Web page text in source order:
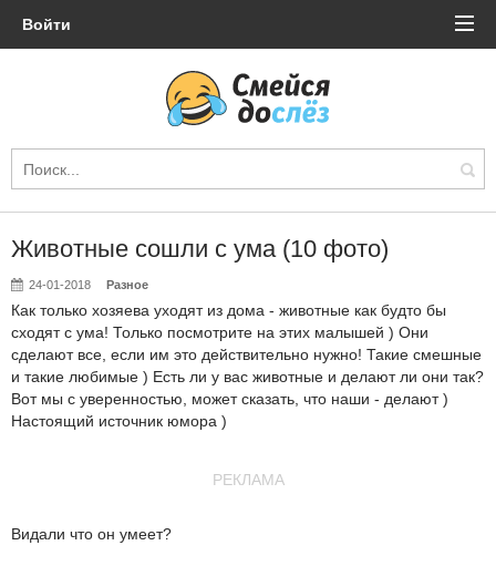
Войти
Животные сошли с ума (10 фото)
24-01-2018 Разное
Как только хозяева уходят из дома - животные как будто бы
сходят с ума! Только посмотрите на этих малышей ) Они
сделают все, если им это действительно нужно! Такие смешные
и такие любимые ) Есть ли у вас животные и делают ли они так?
Вот мы с уверенностью, может сказать, что наши - делают )
Настоящий источник юмора )
РЕКЛАМА
Видали что он умеет?